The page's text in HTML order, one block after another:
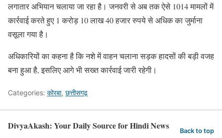
लगातार अभियान चलाया जा रहा है। जनवरी से अब तक ऐसे 1014 मामलों में
कार्रवाई करते हुए 1 करोड़ 10 लाख 40 हजार रुपये से अधिक का जुर्माना
वसूला गया है।
अधिकारियों का कहना है कि नशे में वाहन चलाना सड़क हादसों की बड़ी वजह
बना हुआ है, इसलिए आगे भी सख्त कार्रवाई जारी रहेगी।
Categories: कोरबा, छत्तीसगढ़
DivyaAkash: Your Daily Source for Hindi News Back to top